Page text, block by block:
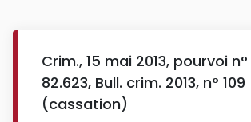
Crim., 15 mai 2013, pourvoi n°
82.623, Bull. crim. 2013, n° 109
(cassation)